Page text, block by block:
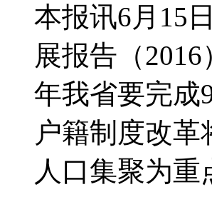
本报讯6月15
展报告（
年我省要完成
户籍制度改
人口集聚为